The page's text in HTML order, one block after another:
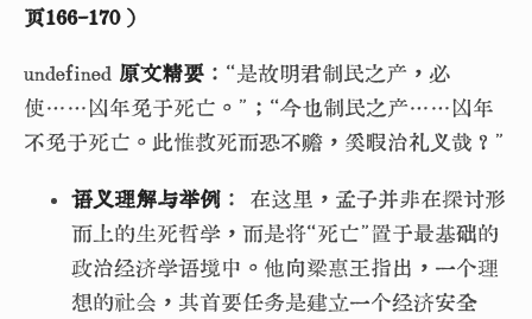
页166-170）
undefined 原文精要 ：“是故明君制民之产，必
使……凶年免于死亡。”；“今也制民之产……凶年
不免于死亡。此惟救死而恐不赡，奚暇治礼义哉？”
语义理解与举例 ： 在这里，孟子并非在探讨形
而上的生死哲学，而是将“死亡”置于最基础的
政治经济学语境中。他向梁惠王指出，一个理
想的社会，其首要任务是建立一个经济安全